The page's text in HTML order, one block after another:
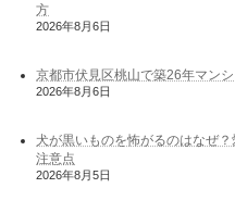
方
2026年8月6日
京都市伏見区桃山で築26年マン
2026年8月6日
犬が黒いものを怖がるのはなぜ
注意点
2026年8月5日